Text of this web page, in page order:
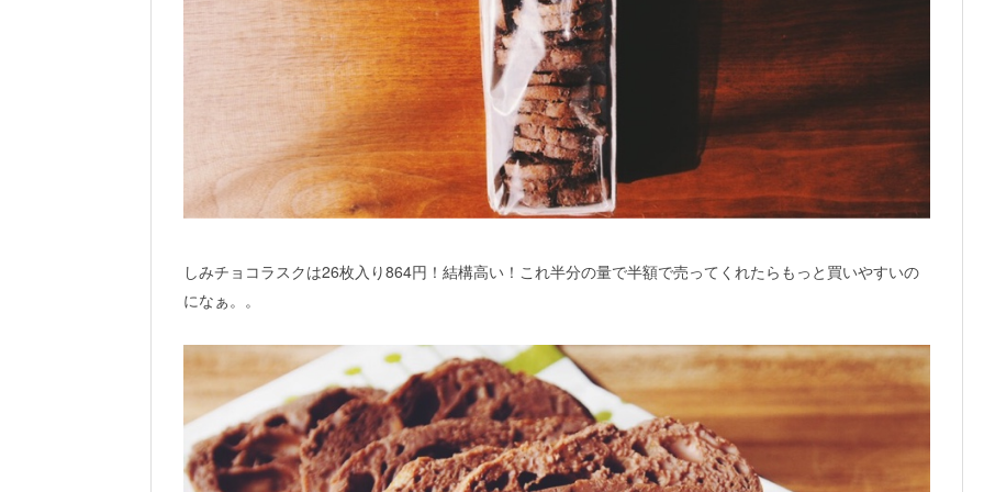
しみチョコラスクは26枚入り864円！結構高い！これ半分の量で半額で売ってくれたらもっと買いやすいの
になぁ。。